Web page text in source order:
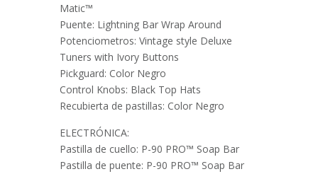
Matic™
Puente: Lightning Bar Wrap Around
Potenciometros: Vintage style Deluxe
Tuners with Ivory Buttons
Pickguard: Color Negro
Control Knobs: Black Top Hats
Recubierta de pastillas: Color Negro
ELECTRÓNICA:
Pastilla de cuello: P-90 PRO™ Soap Bar
Pastilla de puente: P-90 PRO™ Soap Bar